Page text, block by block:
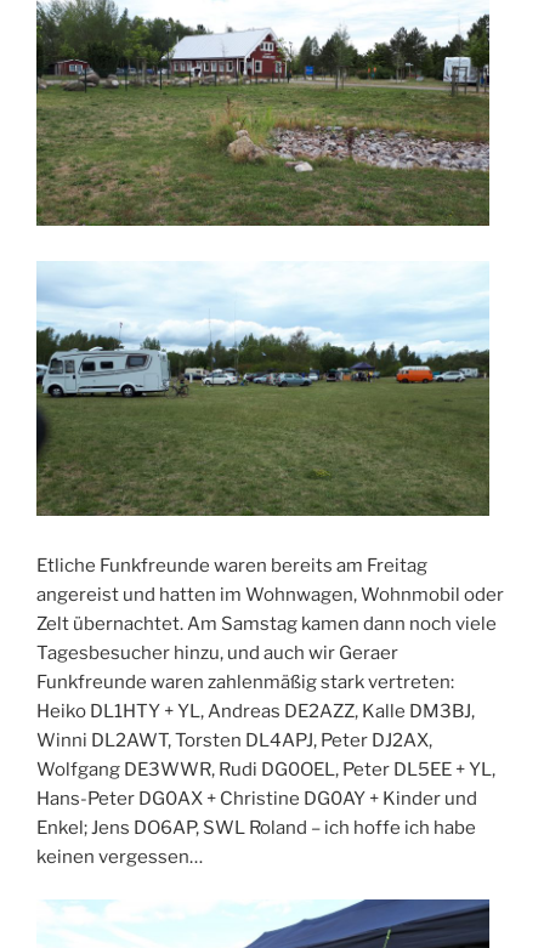
Etliche Funkfreunde waren bereits am Freitag
angereist und hatten im Wohnwagen, Wohnmobil oder
Zelt übernachtet. Am Samstag kamen dann noch viele
Tagesbesucher hinzu, und auch wir Geraer
Funkfreunde waren zahlenmäßig stark vertreten:
Heiko DL1HTY + YL, Andreas DE2AZZ, Kalle DM3BJ,
Winni DL2AWT, Torsten DL4APJ, Peter DJ2AX,
Wolfgang DE3WWR, Rudi DG0OEL, Peter DL5EE + YL,
Hans-Peter DG0AX + Christine DG0AY + Kinder und
Enkel; Jens DO6AP, SWL Roland – ich hoffe ich habe
keinen vergessen…